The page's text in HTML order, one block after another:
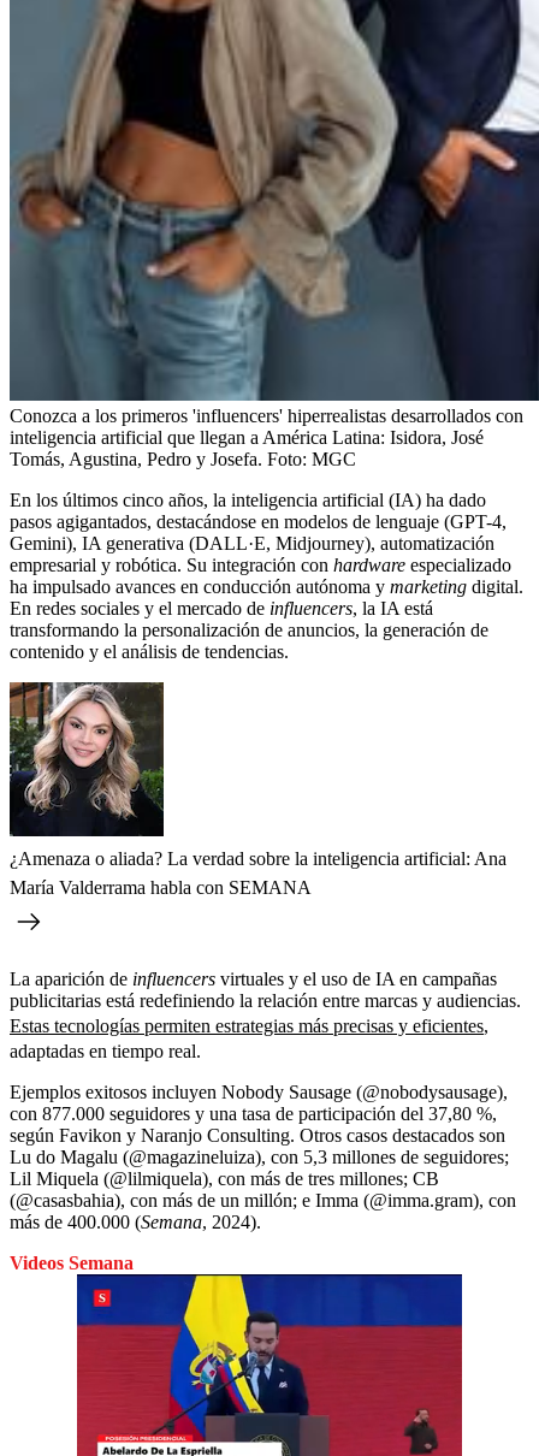
Conozca a los primeros 'influencers' hiperrealistas desarrollados con
inteligencia artificial que llegan a América Latina: Isidora, José
Tomás, Agustina, Pedro y Josefa. Foto: MGC
En los últimos cinco años, la inteligencia artificial (IA) ha dado
pasos agigantados, destacándose en modelos de lenguaje (GPT-4,
Gemini), IA generativa (DALL·E, Midjourney), automatización
empresarial y robótica. Su integración con hardware especializado
ha impulsado avances en conducción autónoma y marketing digital.
En redes sociales y el mercado de influencers, la IA está
transformando la personalización de anuncios, la generación de
contenido y el análisis de tendencias.
¿Amenaza o aliada? La verdad sobre la inteligencia artificial: Ana
María Valderrama habla con SEMANA
La aparición de influencers virtuales y el uso de IA en campañas
publicitarias está redefiniendo la relación entre marcas y audiencias.
Estas tecnologías permiten estrategias más precisas y eficientes,
adaptadas en tiempo real.
Ejemplos exitosos incluyen Nobody Sausage (@nobodysausage),
con 877.000 seguidores y una tasa de participación del 37,80 %,
según Favikon y Naranjo Consulting. Otros casos destacados son
Lu do Magalu (@magazineluiza), con 5,3 millones de seguidores;
Lil Miquela (@lilmiquela), con más de tres millones; CB
(@casasbahia), con más de un millón; e Imma (@imma.gram), con
más de 400.000 (Semana, 2024).
Videos Semana